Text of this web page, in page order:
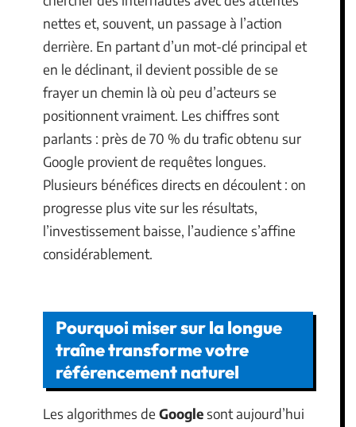
nettes et, souvent, un passage à l’action
derrière. En partant d’un mot-clé principal et
en le déclinant, il devient possible de se
frayer un chemin là où peu d’acteurs se
positionnent vraiment. Les chiffres sont
parlants : près de 70 % du trafic obtenu sur
Google provient de requêtes longues.
Plusieurs bénéfices directs en découlent : on
progresse plus vite sur les résultats,
l’investissement baisse, l’audience s’affine
considérablement.
Pourquoi miser sur la longue
traîne transforme votre
référencement naturel
Les algorithmes de Googlesont aujourd’hui